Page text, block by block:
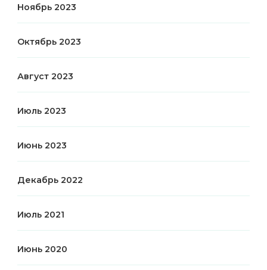
Ноябрь 2023
Октябрь 2023
Август 2023
Июль 2023
Июнь 2023
Декабрь 2022
Июль 2021
Июнь 2020